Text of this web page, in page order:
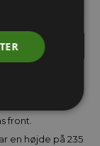
er hængslet
to kliklåse.
front.
en højde på 235